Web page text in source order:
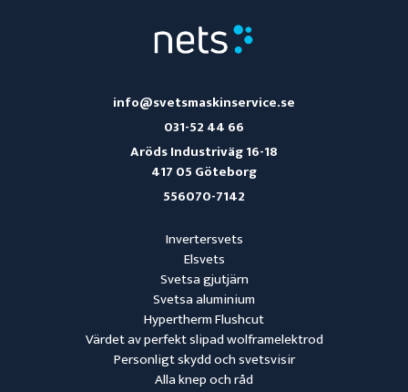
Invertersvets
Elsvets
Svetsa gjutjärn
Svetsa aluminium
Hypertherm Flushcut
Värdet av perfekt slipad wolframelektrod
Personligt skydd och svetsvisir
Alla knep och råd
info@svetsmaskinservice.se
031-52 44 66
Aröds Industriväg 16-18
417 05 Göteborg
556070-7142